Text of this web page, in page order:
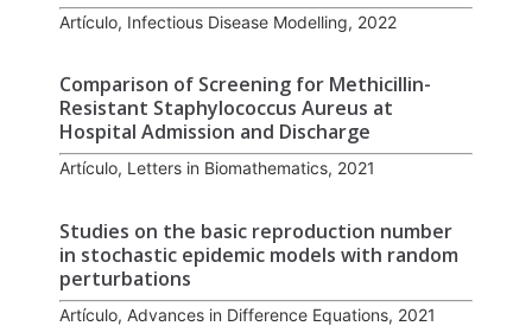
Artículo, Infectious Disease Modelling, 2022
Comparison of Screening for Methicillin-
Resistant Staphylococcus Aureus at
Hospital Admission and Discharge
Artículo, Letters in Biomathematics, 2021
Studies on the basic reproduction number
in stochastic epidemic models with random
perturbations
Artículo, Advances in Difference Equations, 2021